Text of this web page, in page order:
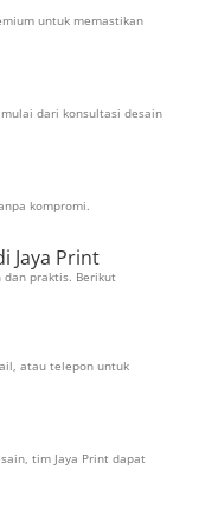
untuk memastikan
dari konsultasi desain
kompromi.
Jaya Print
dan praktis. Berikut
atau telepon untuk
tim Jaya Print dapat